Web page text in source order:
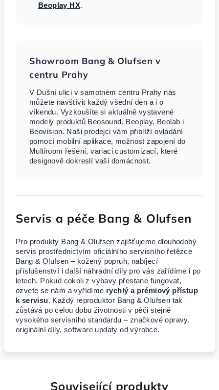
Beoplay HX.
Showroom Bang & Olufsen v
centru Prahy
V Dušní ulici v samotném centru Prahy nás
můžete navštívit každý všední den a i o
víkendu. Vyzkoušíte si aktuálně vystavené
modely produktů Beosound, Beoplay, Beolab i
Beovision. Naši prodejci vám přiblíží ovládání
pomocí mobilní aplikace, možnost zapojení do
Multiroom řešení, variaci customizací, které
designově dokreslí vaši domácnost.
Servis a péče Bang & Olufsen
Pro produkty Bang & Olufsen zajišťujeme dlouhodobý
servis prostřednictvím oficiálního servisního řetězce
Bang & Olufsen – kožený popruh, nabíjecí
příslušenství i další náhradní díly pro vás zařídíme i po
letech. Pokud cokoli z výbavy přestane fungovat,
ozvete se nám a vyřídíme rychlý a prémiový přístup
k servisu. Každý reproduktor Bang & Olufsen tak
zůstává po celou dobu životnosti v péči stejně
vysokého servisního standardu – značkové opravy,
originální díly, software updaty od výrobce.
Související produkty